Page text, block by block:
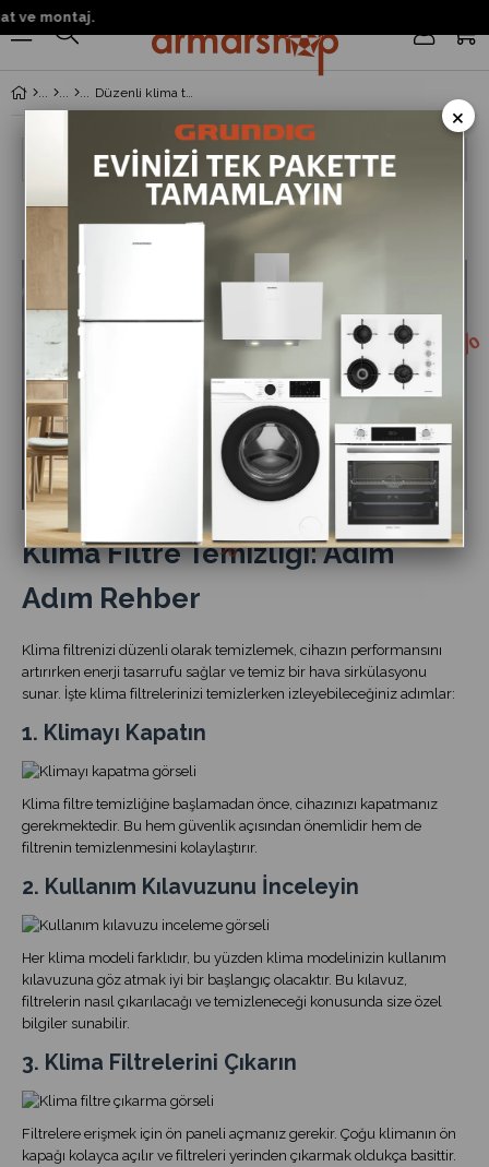
Düzenli klima temizliği nasıl yapılmalı?
Düzenli klima temizliği nasıl yapılmalı?
Klima Filtre Temizliği: Adım
Adım Rehber
Klima filtrenizi düzenli olarak temizlemek, cihazın performansını
artırırken enerji tasarrufu sağlar ve temiz bir hava sirkülasyonu
sunar. İşte klima filtrelerinizi temizlerken izleyebileceğiniz adımlar:
1. Klimayı Kapatın
Klima filtre temizliğine başlamadan önce, cihazınızı kapatmanız
gerekmektedir. Bu hem güvenlik açısından önemlidir hem de
filtrenin temizlenmesini kolaylaştırır.
2. Kullanım Kılavuzunu İnceleyin
Her klima modeli farklıdır, bu yüzden klima modelinizin kullanım
kılavuzuna göz atmak iyi bir başlangıç olacaktır. Bu kılavuz,
filtrelerin nasıl çıkarılacağı ve temizleneceği konusunda size özel
bilgiler sunabilir.
3. Klima Filtrelerini Çıkarın
Filtrelere erişmek için ön paneli açmanız gerekir. Çoğu klimanın ön
kapağı kolayca açılır ve filtreleri yerinden çıkarmak oldukça basittir.
montaj.
×